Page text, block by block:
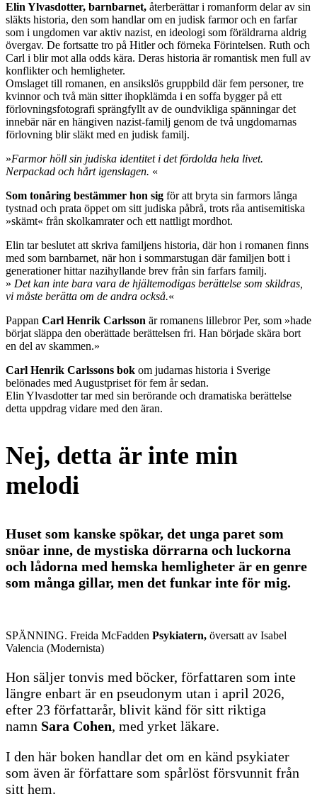
Elin Ylvasdotter, barnbarnet, återberättar i romanform delar av sin
släkts historia, den som handlar om en judisk farmor och en farfar
som i ungdomen var aktiv nazist, en ideologi som föräldrarna aldrig
övergav. De fortsatte tro på Hitler och förneka Förintelsen. Ruth och
Carl i blir mot alla odds kära. Deras historia är romantisk men full av
konflikter och hemligheter.
Omslaget till romanen, en ansikslös gruppbild där fem personer, tre
kvinnor och två män sitter ihopklämda i en soffa bygger på ett
förlovningsfotografi sprängfyllt av de oundvikliga spänningar det
innebär när en hängiven nazist-familj genom de två ungdomarnas
förlovning blir släkt med en judisk familj.
»Farmor höll sin judiska identitet i det fördolda hela livet.
Nerpackad och hårt igenslagen. «
Som tonåring bestämmer hon sig för att bryta sin farmors långa
tystnad och prata öppet om sitt judiska påbrå, trots råa antisemitiska
»skämt« från skolkamrater och ett nattligt mordhot.
Elin tar beslutet att skriva familjens historia, där hon i romanen finns
med som barnbarnet, när hon i sommarstugan där familjen bott i
generationer hittar nazihyllande brev från sin farfars familj.
» Det kan inte bara vara de hjältemodigas berättelse som skildras,
vi måste berätta om de andra också.«
Pappan Carl Henrik Carlsson är romanens lillebror Per, som »hade
börjat släppa den oberättade berättelsen fri. Han började skära bort
en del av skammen.»
Carl Henrik Carlssons bok om judarnas historia i Sverige
belönades med Augustpriset för fem år sedan.
Elin Ylvasdotter tar med sin berörande och dramatiska berättelse
detta uppdrag vidare med den äran.
Nej, detta är inte min
melodi
Huset som kanske spökar, det unga paret som
snöar inne, de mystiska dörrarna och luckorna
och lådorna med hemska hemligheter är en genre
som många gillar, men det funkar inte för mig.
SPÄNNING. Freida McFadden Psykiatern, översatt av Isabel
Valencia (Modernista)
Hon säljer tonvis med böcker, författaren som inte
längre enbart är en pseudonym utan i april 2026,
efter 23 författarår, blivit känd för sitt riktiga
namn Sara Cohen, med yrket läkare.
I den här boken handlar det om en känd psykiater
som även är författare som spårlöst försvunnit från
sitt hem.